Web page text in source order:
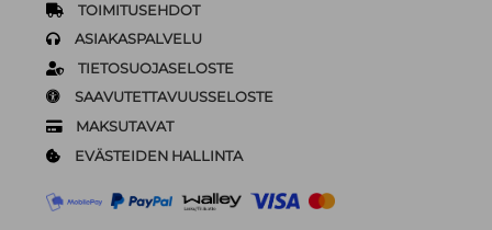
TOIMITUSEHDOT
ASIAKASPALVELU
TIETOSUOJASELOSTE
SAAVUTETTAVUUSSELOSTE
MAKSUTAVAT
EVÄSTEIDEN HALLINTA